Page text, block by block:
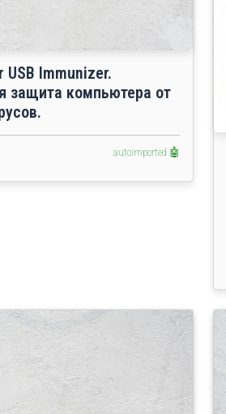
Immunizer.
защита компьютера от
autoimported 🤖